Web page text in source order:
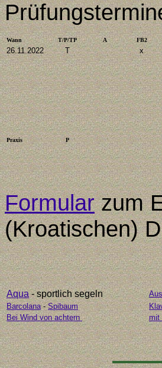
Prüfungstermin
Wann T/P/TP A FB2
26.11.2022 T x
Praxis P
Formularzum
(Kroatischen)
Aqua- sportlich segeln
Barcolana-Spibaum
Bei Wind von achtern
mit